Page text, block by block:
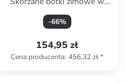
kolorze jasnobrązowym
-66%
154,95 zł
Cena producenta: 456,32 zł*